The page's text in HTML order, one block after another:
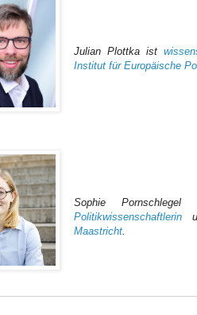
Julian Plottka ist
Institut für Europäische
Sophie
Politikwissenschaftlerin
Maastricht